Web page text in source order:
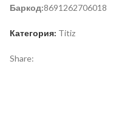
Баркод:8691262706018
Категория: Titiz
Share: